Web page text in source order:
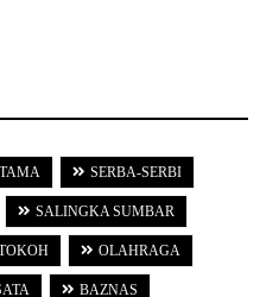
SERBA-SERBI
SALINGKA SUMBAR
OLAHRAGA
BAZNAS